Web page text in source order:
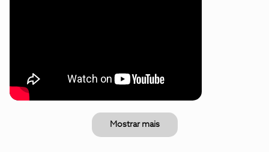
Mostrar mais